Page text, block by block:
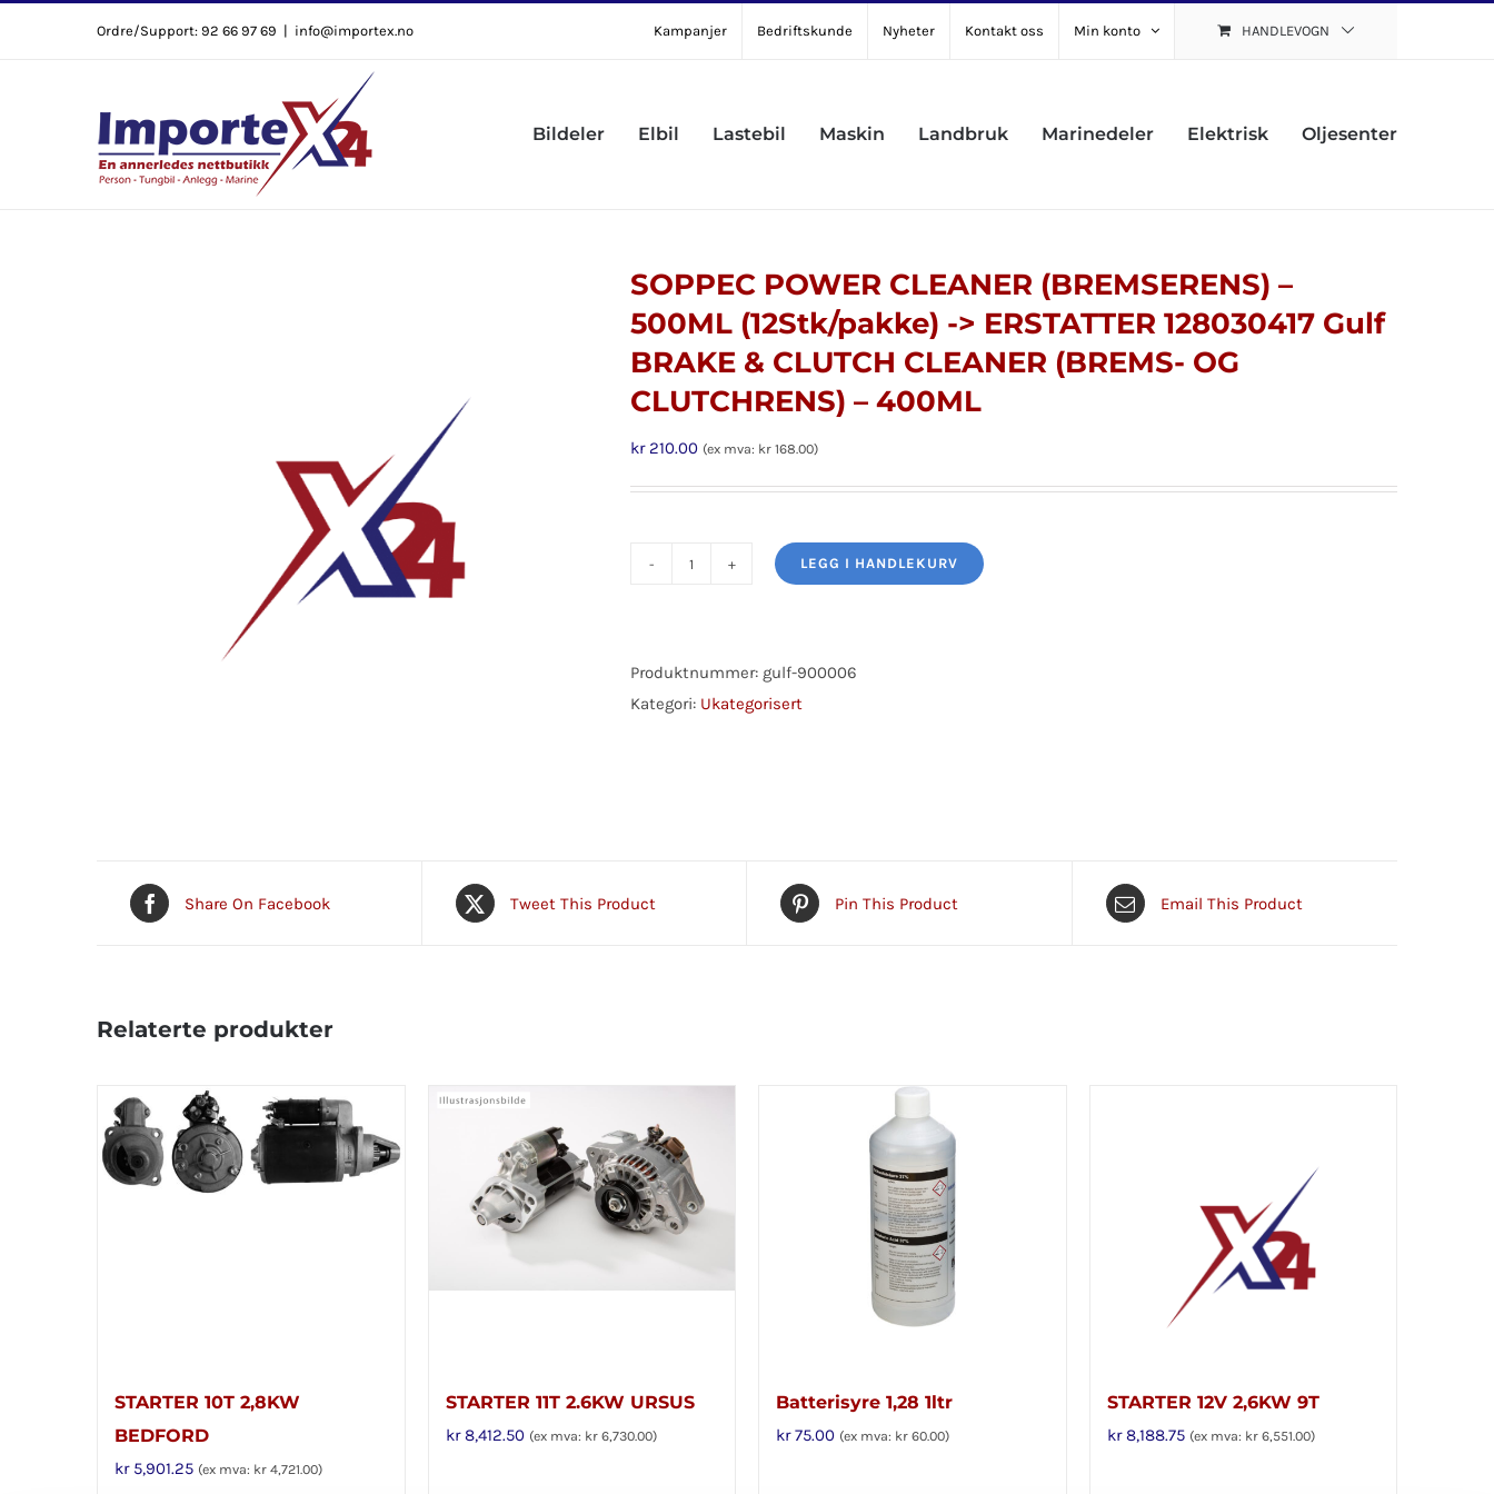
Ordre/Support: 92 66 97 69 | info@importex.no Kampanjer Bedriftskunde Nyheter Kontakt oss Min konto HANDLEVOGN
Bildeler Elbil Lastebil Maskin Landbruk Marinedeler Elektrisk Oljesenter
SOPPEC POWER CLEANER (BREMSERENS) –
500ML (12Stk/pakke) -> ERSTATTER 128030417 Gulf
BRAKE & CLUTCH CLEANER (BREMS- OG
CLUTCHRENS) – 400ML
kr210.00 (ex mva: kr 168.00)
(BREMSERENS)
-
-
400ML
antall
LEGG I HANDLEKURV
Produktnummer: gulf-900006
Kategori: Ukategorisert
Share On Facebook Tweet This Product Pin This Product Email This Product
Relaterte produkter
STARTER 10T 2,8KW
BEDFORD
kr5,901.25 (ex mva: kr 4,721.00)
STARTER 11T 2.6KW URSUS
kr8,412.50 (ex mva: kr6,730.00)
Batterisyre 1,28 1ltr
kr75.00 (ex mva: kr 60.00)
STARTER 12V 2,6KW 9T
kr8,188.75 (ex mva: kr6,551.00)